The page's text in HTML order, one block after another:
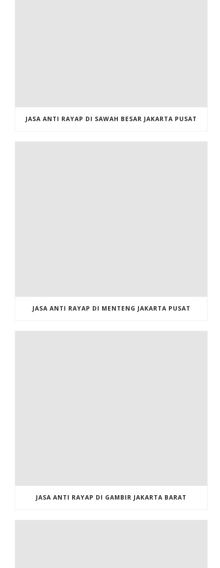
JASA ANTI RAYAP DI SAWAH BESAR JAKARTA PUSAT
JASA ANTI RAYAP DI MENTENG JAKARTA PUSAT
JASA ANTI RAYAP DI GAMBIR JAKARTA BARAT